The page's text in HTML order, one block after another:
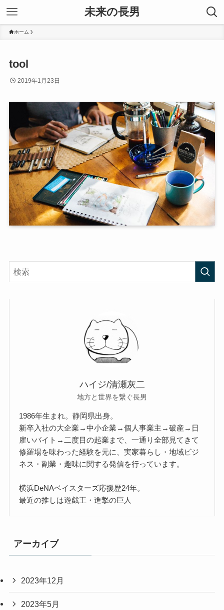
未来の長男
ホーム
tool
2019年1月23日
ハイジ/清瀬灰二
地方と世界を繋ぐ長男
1986年生まれ。静岡県出身。
新卒入社の大企業→中小企業→個人事業主→破産→日
雇いバイト→二度目の起業まで、一通り全部見てきて
修羅場を味わった経験を元に、実家暮らし・地域ビジ
ネス・副業・趣味に関する発信を行っています。
横浜DeNAベイスターズ応援歴24年。
最近の推しは遊戯王・進撃の巨人
アーカイブ
2023年12月
2023年5月